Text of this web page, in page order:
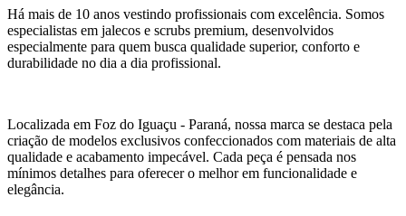
Há mais de 10 anos vestindo profissionais com excelência. Somos
especialistas em jalecos e scrubs premium, desenvolvidos
especialmente para quem busca qualidade superior, conforto e
durabilidade no dia a dia profissional.
Localizada em Foz do Iguaçu - Paraná, nossa marca se destaca pela
criação de modelos exclusivos confeccionados com materiais de alta
qualidade e acabamento impecável. Cada peça é pensada nos
mínimos detalhes para oferecer o melhor em funcionalidade e
elegância.